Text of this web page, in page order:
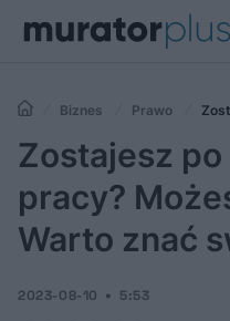
Biznes Prawo
odmówić. Warto znać swoje
Zostajesz
pracy?
Warto znać
2023-08-10 5:53